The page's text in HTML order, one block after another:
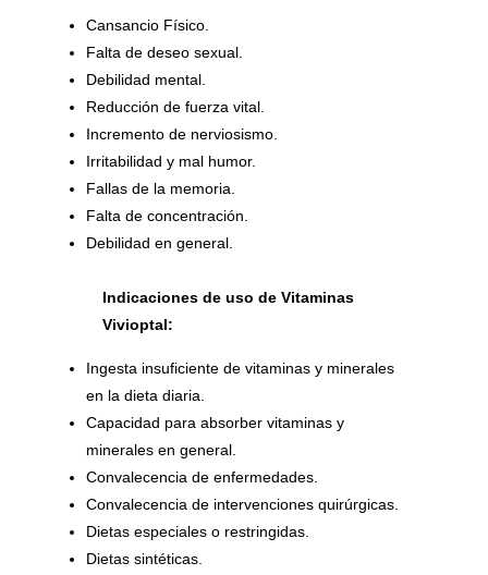
Cansancio Físico.
Falta de deseo sexual.
Debilidad mental.
Reducción de fuerza vital.
Incremento de nerviosismo.
Irritabilidad y mal humor.
Fallas de la memoria.
Falta de concentración.
Debilidad en general.
Indicaciones de uso de Vitaminas
Vivioptal:
Ingesta insuficiente de vitaminas y minerales
en la dieta diaria.
Capacidad para absorber vitaminas y
minerales en general.
Convalecencia de enfermedades.
Convalecencia de intervenciones quirúrgicas.
Dietas especiales o restringidas.
Dietas sintéticas.